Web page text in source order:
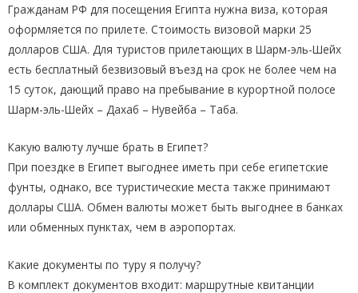
Гражданам РФ для посещения Египта нужна виза, которая
оформляется по прилете. Стоимость визовой марки 25
долларов США. Для туристов прилетающих в Шарм-эль-Шейх
есть бесплатный безвизовый въезд на срок не более чем на
15 суток, дающий право на пребывание в курортной полосе
Шарм-эль-Шейх – Дахаб – Нувейба – Таба.
Какую валюту лучше брать в Египет?
При поездке в Египет выгоднее иметь при себе египетские
фунты, однако, все туристические места также принимают
доллары США. Обмен валюты может быть выгоднее в банках
или обменных пунктах, чем в аэропортах.
Какие документы по туру я получу?
В комплект документов входит: маршрутные квитанции